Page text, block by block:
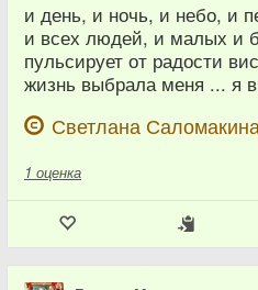
и день, и ночь, и небо, и
и всех людей, и малых и
пульсирует от радости
жизнь выбрала меня ... я
Светлана
1 оценка